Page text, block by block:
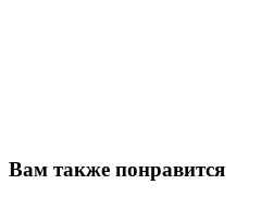
Вам также понравится